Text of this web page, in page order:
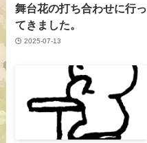
舞台花の打ち合わせに行っ
てきました。
2025-07-13